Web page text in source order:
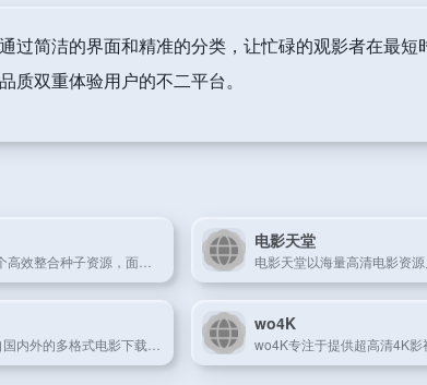
过简洁的界面和精准的分类，让忙碌的观影者在最
双重体验用户的不二平台。
电影天堂
wo4K